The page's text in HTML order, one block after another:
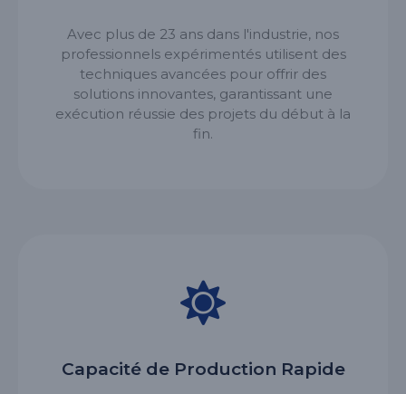
Avec plus de 23 ans dans l'industrie, nos
professionnels expérimentés utilisent des
techniques avancées pour offrir des
solutions innovantes, garantissant une
exécution réussie des projets du début à la
fin.
Capacité de Production Rapide